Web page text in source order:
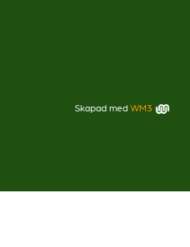
Skapad med WM3